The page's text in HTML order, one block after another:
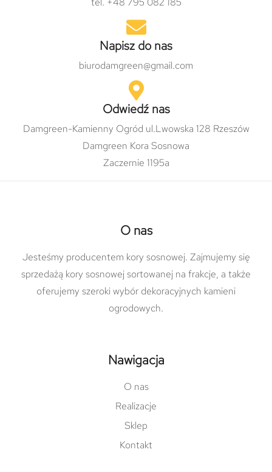
Napisz do nas
biurodamgreen@gmail.com
Odwiedź nas
Damgreen-Kamienny Ogród ul.Lwowska 128 Rzeszów
Damgreen Kora Sosnowa
Zaczernie 1195a
O nas
Jesteśmy producentem kory sosnowej. Zajmujemy się
sprzedażą kory sosnowej sortowanej na frakcje, a także
oferujemy szeroki wybór dekoracyjnych kamieni
ogrodowych.
Nawigacja
O nas
Realizacje
Sklep
Kontakt